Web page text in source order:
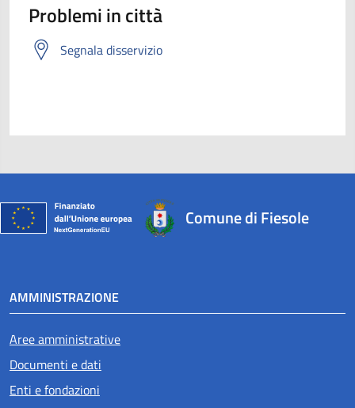
Problemi in città
Segnala disservizio
Comune di Fiesole
AMMINISTRAZIONE
Aree amministrative
Documenti e dati
Enti e fondazioni